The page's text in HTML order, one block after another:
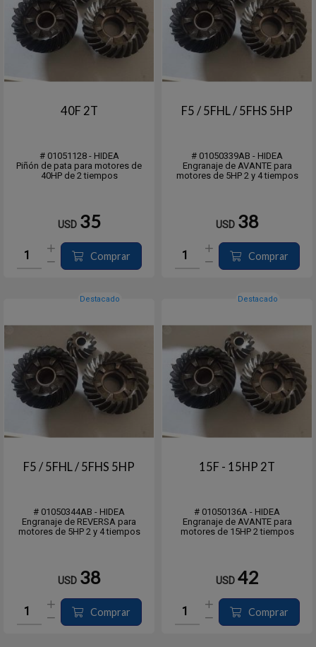
40F 2T
# 01051128 - HIDEA
Piñón de pata para motores de
40HP de 2 tiempos
USD 35
Comprar
F5 / 5FHL / 5FHS 5HP
# 01050339AB - HIDEA
Engranaje de AVANTE para
motores de 5HP 2 y 4 tiempos
USD 38
Comprar
Destacado
F5 / 5FHL / 5FHS 5HP
# 01050344AB - HIDEA
Engranaje de REVERSA para
motores de 5HP 2 y 4 tiempos
USD 38
Comprar
Destacado
15F - 15HP 2T
# 01050136A - HIDEA
Engranaje de AVANTE para
motores de 15HP 2 tiempos
USD 42
Comprar